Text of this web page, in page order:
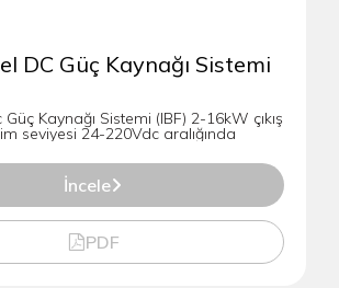
DC Güç Kaynağı Sistemi
Kaynağı Sistemi (IBF) 2-16kW çıkış
seviyesi 24-220Vdc aralığında
İncele
PDF